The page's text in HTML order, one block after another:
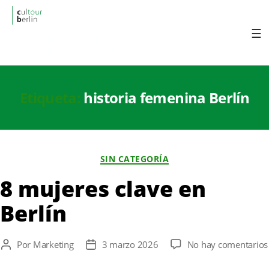
Etiqueta: historia femenina Berlín
SIN CATEGORÍA
8 mujeres clave en
Berlín
AutorPor Marketing
Fecha3 marzo 2026 No hay comentarios